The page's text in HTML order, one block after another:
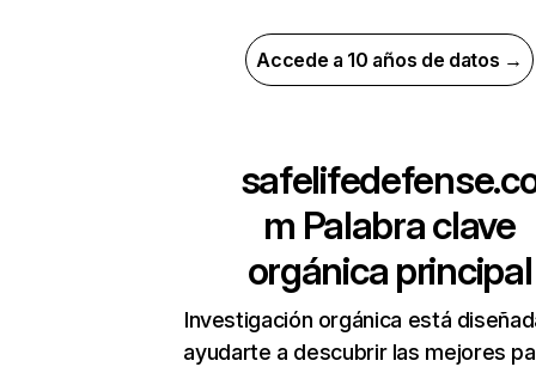
Accede a 10 años de datos →
m Palabra clave
orgánica principal
Investigación orgánica está
ayudarte a descubrir las mejores